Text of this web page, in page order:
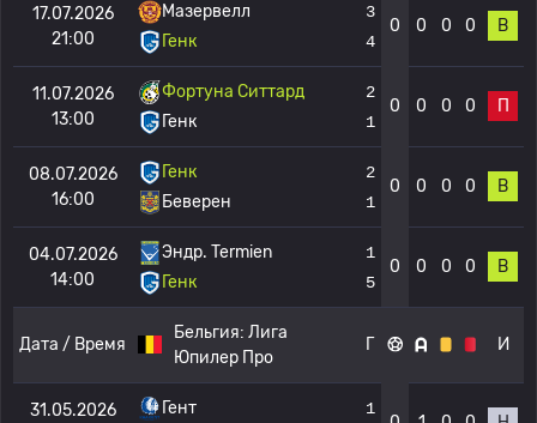
17.07.2026
21:00
Мазервелл
Генк
3
4
0 0 0 0 В
11.07.2026
13:00
Фортуна Ситтард
Генк
2
1
0 0 0 0 П
08.07.2026
16:00
Генк
Беверен
2
1
0 0 0 0 В
04.07.2026
14:00
Эндр. Termien
Генк
1
5
0 0 0 0 В
Дата / Время
Бельгия: Лига
Юпилер Про
Г И
31.05.2026
Гент
1